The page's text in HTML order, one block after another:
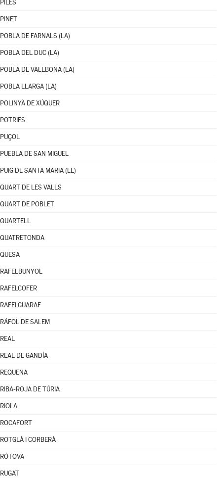
PILES
PINET
POBLA DE FARNALS (LA)
POBLA DEL DUC (LA)
POBLA DE VALLBONA (LA)
POBLA LLARGA (LA)
POLINYÀ DE XÚQUER
POTRIES
PUÇOL
PUEBLA DE SAN MIGUEL
PUIG DE SANTA MARIA (EL)
QUART DE LES VALLS
QUART DE POBLET
QUARTELL
QUATRETONDA
QUESA
RAFELBUNYOL
RAFELCOFER
RAFELGUARAF
RÁFOL DE SALEM
REAL
REAL DE GANDÍA
REQUENA
RIBA-ROJA DE TÚRIA
RIOLA
ROCAFORT
ROTGLÀ I CORBERÀ
RÓTOVA
RUGAT